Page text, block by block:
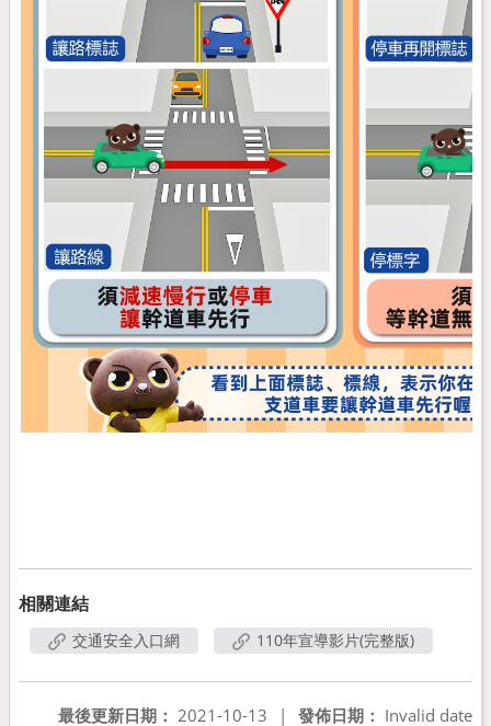
相關連結
交通安全入口網 110年宣導影片(完整版)
發佈日期： Invalid date
最後更新日期： 2021-10-13 |